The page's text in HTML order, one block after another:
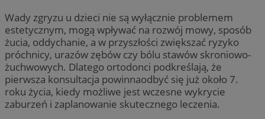
Wady zgryzu u dzieci nie są wyłącznie problemem
estetycznym, mogą wpływać na rozwój mowy, sposób
żucia, oddychanie, a w przyszłości zwiększać ryzyko
próchnicy, urazów zębów czy bólu stawów skroniowo-
żuchwowych. Dlatego ortodonci podkreślają, że
pierwsza konsultacja powinnaodbyć się już około 7.
roku życia, kiedy możliwe jest wczesne wykrycie
zaburzeń i zaplanowanie skutecznego leczenia.